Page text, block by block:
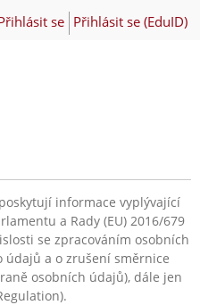
se Přihlásit se (EduID)
informace vyplývající
a Rady (EU) 2016/679
se zpracováním osobních
a o zrušení směrnice
osobních údajů), dále jen